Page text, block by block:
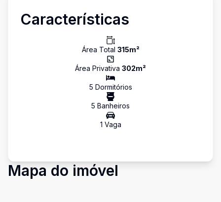
Características
Área Total 315m²
Área Privativa 302m²
5 Dormitórios
5 Banheiros
1 Vaga
Mapa do imóvel